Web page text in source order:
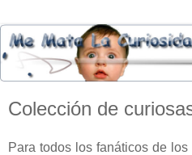
Colección de
Para todos los fanáticos de